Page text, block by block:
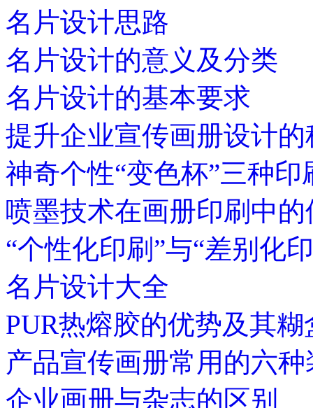
名片设计思路
名片设计的意义及分类
名片设计的基本要求
提升企业宣传画册设计的
神奇个性“变色杯”三种印
喷墨技术在画册印刷中
“个性化印刷”与“差别化
名片设计大全
PUR热熔胶的优势及其
产品宣传画册常用的六
企业画册与杂志的区别